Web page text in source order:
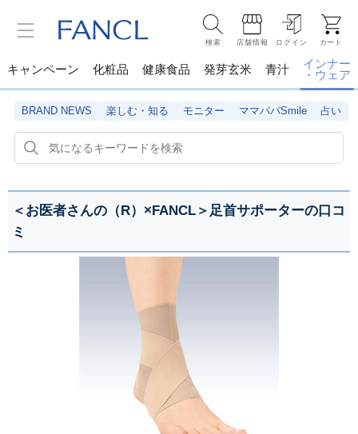
検索 店舗情報 ログイン カート
キャンペーン 化粧品 健康食品 発芽玄米 青汁
インナー
・ウェア
BRAND NEWS 楽しむ・知る モニター ママパパSmile 占い
＜お医者さんの（R）×FANCL＞足首サポーターの口コ
ミ